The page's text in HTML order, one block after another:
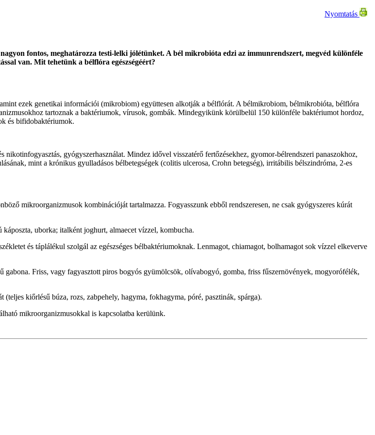
Nyomtatás
fontos, meghatározza testi-lelki jólétünket. A bél mikrobióta edzi az immunrendszert, megvéd különféle
van. Mit tehetünk a bélflóra egészségéért?
ezek genetikai információi (mikrobiom) együttesen alkotják a bélflórát. A bélmikrobiom, bélmikrobióta, bélflóra
tartoznak a baktériumok, vírusok, gombák. Mindegyikünk körülbelül 150 különféle baktériumot hordoz,
és bifidobaktériumok.
gyógyszerhasználat. Mindez idővel visszatérő fertőzésekhez, gyomor-bélrendszeri panaszokhoz,
mint a krónikus gyulladásos bélbetegségek (colitis ulcerosa, Crohn betegség), irritábilis bélszindróma, 2-es
mikroorganizmusok kombinációját tartalmazza. Fogyasszunk ebből rendszeresen, ne csak gyógyszeres kúrát
uborka; italként joghurt, almaecet vízzel, kombucha.
és táplálékul szolgál az egészséges bélbaktériumoknak. Lenmagot, chiamagot, bolhamagot sok vízzel elkeverve
Friss, vagy fagyasztott piros bogyós gyümölcsök, olívabogyó, gomba, friss fűszernövények, mogyorófélék,
kiőrlésű búza, rozs, zabpehely, hagyma, fokhagyma, póré, pasztinák, spárga).
mikroorganizmusokkal is kapcsolatba kerülünk.